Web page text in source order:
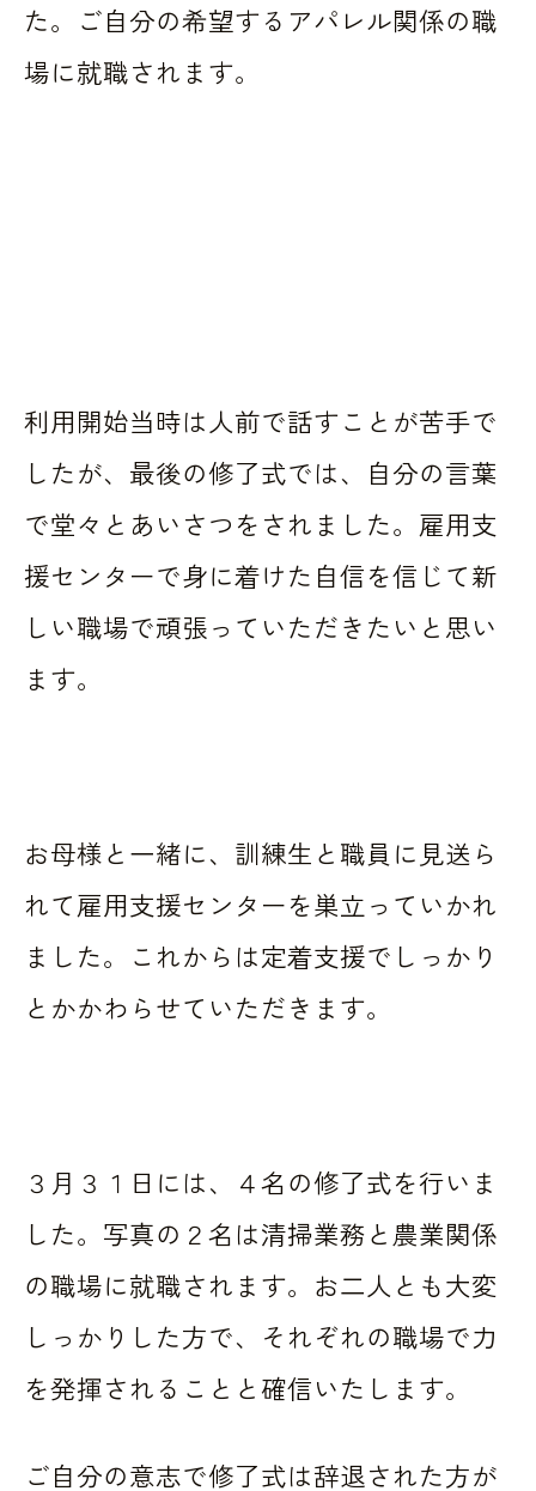
た。ご自分の希望するアパレル関係の職
場に就職されます。
利用開始当時は人前で話すことが苦手で
したが、最後の修了式では、自分の言葉
で堂々とあいさつをされました。雇用支
援センターで身に着けた自信を信じて新
しい職場で頑張っていただきたいと思い
ます。
お母様と一緒に、訓練生と職員に見送ら
れて雇用支援センターを巣立っていかれ
ました。これからは定着支援でしっかり
とかかわらせていただきます。
３月３１日には、４名の修了式を行いま
した。写真の２名は清掃業務と農業関係
の職場に就職されます。お二人とも大変
しっかりした方で、それぞれの職場で力
を発揮されることと確信いたします。
ご自分の意志で修了式は辞退された方が